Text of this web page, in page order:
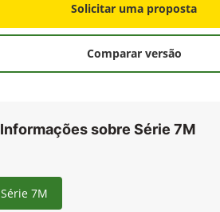
Solicitar uma proposta
Comparar versão
Informações sobre Série 7M
Série 7M